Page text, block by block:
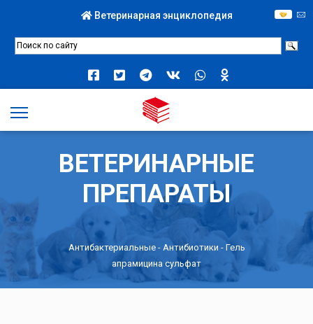
Ветеринарная энциклопедия
ВЕТЕРИНАРНЫЕ
ПРЕПАРАТЫ
Антибактериальные- Антибиотики - Гель
апрамицина сульфат